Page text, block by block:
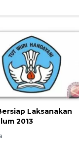
Laksanakan
2013